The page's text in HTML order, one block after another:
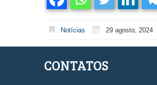
Notícias 29 agosto, 2024
CONTATOS